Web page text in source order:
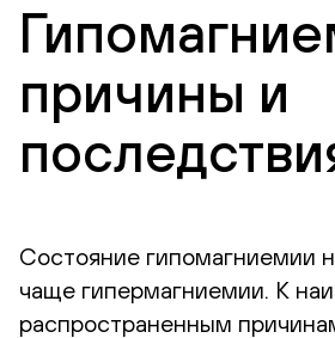
причины и
Состояние гипомагниемии
чаще гипермагниемии. К
распространенным